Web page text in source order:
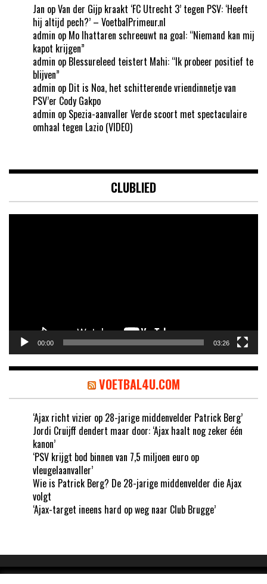
Jan opVan der Gijp kraakt ‘FC Utrecht 3’ tegen PSV: ‘Heeft
hij altijd pech?’ – VoetbalPrimeur.nl
admin op Mo Ihattaren schreeuwt na goal: “Niemand kan mij
kapot krijgen”
admin op Blessureleed teistert Mahi: “Ik probeer positief te
blijven”
admin op Dit is Noa, het schitterende vriendinnetje van
PSV’er Cody Gakpo
admin op Spezia-aanvaller Verde scoort met spectaculaire
omhaal tegen Lazio (VIDEO)
CLUBLIED
00:00 03:26
VOETBAL4U.COM
‘Ajax richt vizier op 28-jarige middenvelder Patrick Berg’
Jordi Cruijff dendert maar door: ‘Ajax haalt nog zeker één
kanon’
‘PSV krijgt bod binnen van 7,5 miljoen euro op
vleugelaanvaller’
Wie is Patrick Berg? De 28-jarige middenvelder die Ajax
volgt
‘Ajax-target ineens hard op weg naar Club Brugge’